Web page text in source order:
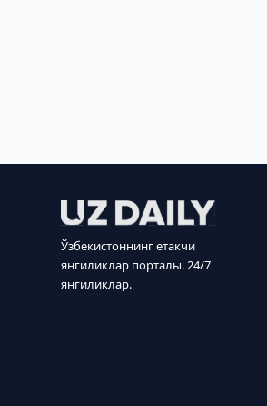
Ўзбекистоннинг етакчи
янгиликлар порталы. 24/7
янгиликлар.